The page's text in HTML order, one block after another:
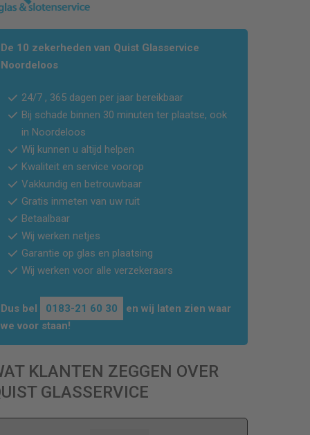
De 10 zekerheden van Quist Glasservice
Noordeloos
24/7 , 365 dagen per jaar bereikbaar
Bij schade binnen 30 minuten ter plaatse, ook
in Noordeloos
Wij kunnen u altijd helpen
Kwaliteit en service voorop
Vakkundig en betrouwbaar
Gratis inmeten van uw ruit
Betaalbaar
Wij werken netjes
Garantie op glas en plaatsing
Wij werken voor alle verzekeraars
Dus bel 0183-21 60 30
en wij laten zien waar
we voor staan!
KLANTEN ZEGGEN OVER
GLASSERVICE